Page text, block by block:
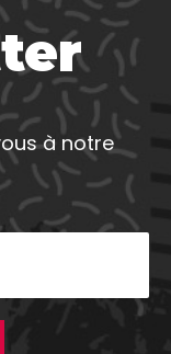
à notre